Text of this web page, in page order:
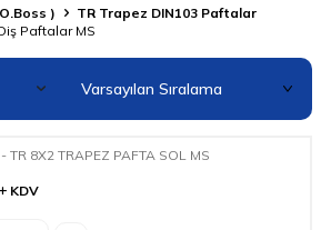
)
TR Trapez DIN103 Paftalar
Paftalar MS
TR 8X2 TRAPEZ PAFTA SOL MS
KDV